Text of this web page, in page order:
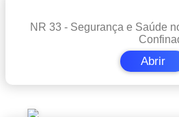
NR 33 - Segurança e Saúde
Abrir